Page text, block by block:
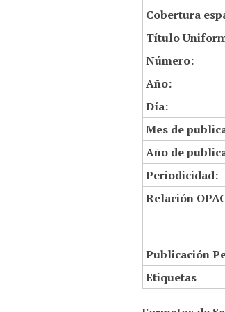
Cobertura
Título
Número:
Año:
Día:
Mes de
Año de
Periodicidad:
Relación
Publicación
Etiquetas